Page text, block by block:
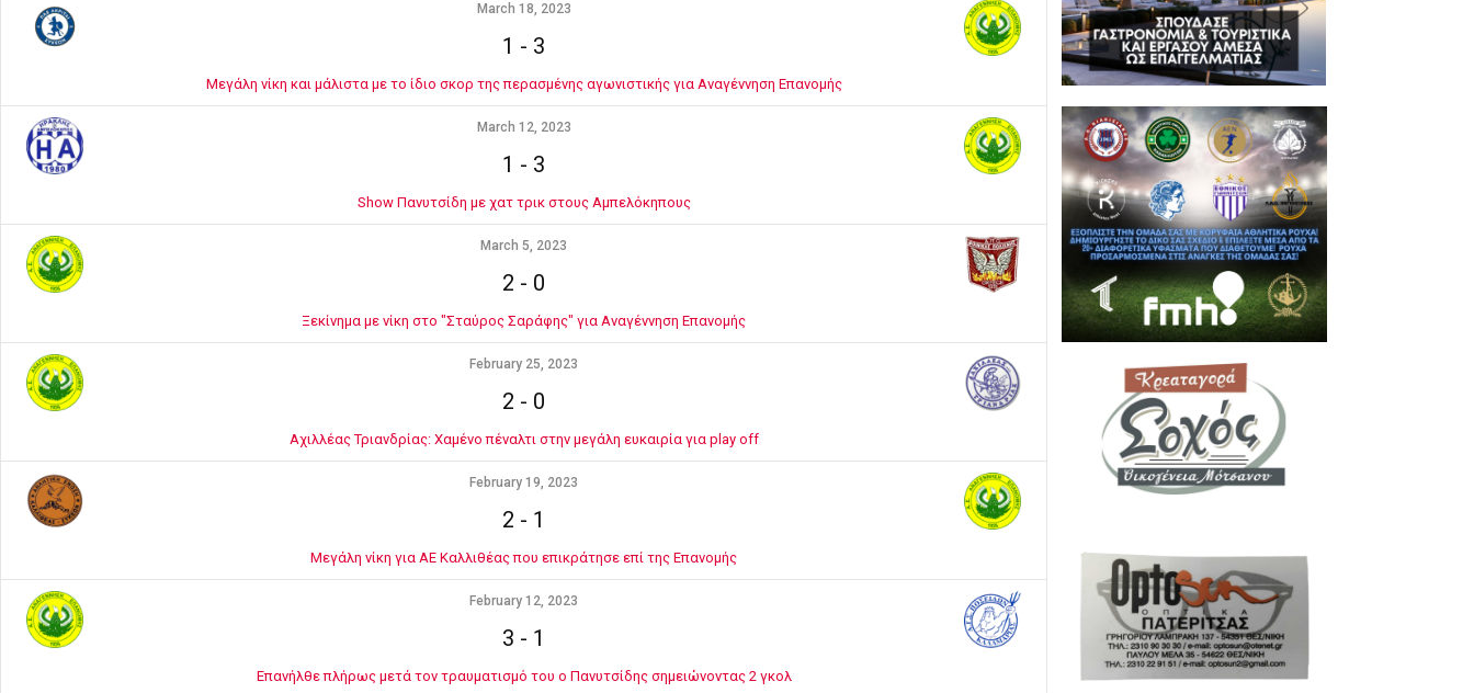
March 18, 2023
1 - 3
Μεγάλη νίκη και μάλιστα με το ίδιο σκορ της περασμένης αγωνιστικής για Αναγέννηση Επανομής
March 12, 2023
1 - 3
Show Πανυτσίδη με χατ τρικ στους Αμπελόκηπους
March 5, 2023
2 - 0
Ξεκίνημα με νίκη στο "Σταύρος Σαράφης" για Αναγέννηση Επανομής
February 25, 2023
2 - 0
Αχιλλέας Τριανδρίας: Χαμένο πέναλτι στην μεγάλη ευκαιρία για play off
February 19, 2023
2 - 1
Μεγάλη νίκη για ΑΕ Καλλιθέας που επικράτησε επί της Επανομής
February 12, 2023
3 - 1
Επανήλθε πλήρως μετά τον τραυματισμό του ο Πανυτσίδης σημειώνοντας 2 γκολ